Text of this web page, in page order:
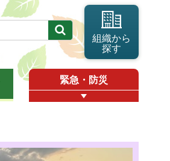
組織から
探す
緊急・防災